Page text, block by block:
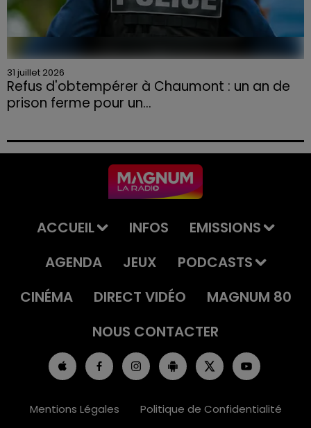
31 juillet 2026
Refus d'obtempérer à Chaumont : un an de
prison ferme pour un...
permis et la confiscation de son véhicule.
ACCUEIL INFOS
EMISSIONS
AGENDA
JEUX
PODCASTS
CINÉMA
DIRECT VIDÉO
MAGNUM 80
NOUS CONTACTER
Mentions Légales Politique de Confidentialité